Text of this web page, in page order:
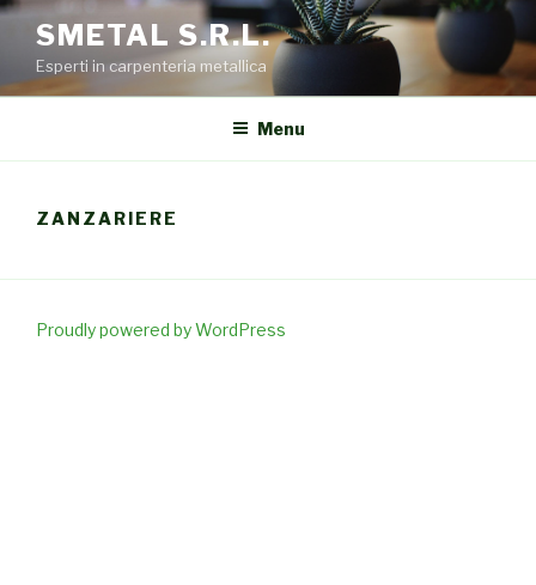
Salta
contenuto
SMETAL S.R.L.
Esperti in carpenteria metallica
Menu
ZANZARIERE
Proudly powered by WordPress